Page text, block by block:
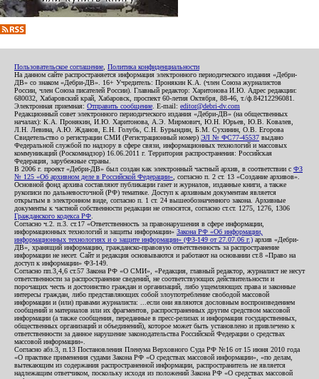
Пользовательское соглашение Политика конфиденциальности
На данном сайте распространяется информация электронного периодического издания «Дебри-
ДВ» со знаком «Дебри-ДВ». 16+ Учредитель: Пронякин К.А. (член Союза журналистов
России, член Союза писателей России). Главный редактор: Харитонова И.Ю. Адрес редакции:
680032, Хабаровский край, Хабаровск, проспект 60-летия Октября, 88-46, т./ф.84212296081.
Электронная приемная: Отправить сообщение . E-mail: editor@debri-dv.com
Редакционный совет электронного периодического издания «Дебри-ДВ» (на общественных
началах): К.А. Пронякин, И.Ю. Харитонова, А.Э. Мирмович, Ю.Н. Юрьев, Ю.В. Ковалев,
Л.Н. Левина, А.Ю. Жданов, Е.Н. Голубь, С.Н. Бурындин, Б.М. Сухинин, О.В. Егорова
Свидетельство о регистрации СМИ (Регистрационный номер) ЭЛ № ФС77-45537 выдано
Федеральной службой по надзору в сфере связи, информационных технологий и массовых
коммуникаций (Роскомнадзор) 16.06.2011 г. Территория распространения: Российская
Федерация, зарубежные страны.
В 2006 г. проект «Дебри-ДВ» был создан как электронный частный архив, в соответствии с ФЗ
№ 125 «Об архивном деле в Российской Федерации» , согласно п. 2 ст. 13 «Создание архивов».
Основной фонд архива составляют публикации газет и журналов, изданные книги, а также
рукописи по дальневосточной (РФ) тематике. Доступ к архивным документам является
открытым в электронном виде, согласно п. 1 ст. 24 вышеобозначенного закона. Архивные
документы к частной собственности редакции не относятся, согласно ст.ст. 1275, 1276, 1306
Гражданского кодекса РФ
Согласно ч.2. п.3. ст.17 «Ответственность за правонарушения в сфере информации,
информационных технологий и защиты информации» Закона РФ «Об информации,
информационных технологиях и о защите информации» (ФЗ-149 от 27.07.06 г.) архив «Дебри-
ДВ», хранящий информацию, гражданско-правовую ответственность за распространение
информации не несет. Сайт и редакция основываются и работают на основании ст.8 «Право на
доступ к информации» ФЗ-149.
Согласно пп.3,4,6 ст.57 Закона РФ «О СМИ», «Редакция, главный редактор, журналист не несут
ответственности за распространение сведений, не соответствующих действительности и
порочащих честь и достоинство граждан и организаций, либо ущемляющих права и законные
интересы граждан, либо представляющих собой злоупотребление свободой массовой
информации и (или) правами журналиста: ...если они являются дословным воспроизведением
сообщений и материалов или их фрагментов, распространенных другим средством массовой
информации (а также сообщения, переданные в пресс-релизах и информация государственных,
общественных организаций и объединений), которое может быть установлено и привлечено к
ответственности за данное нарушение законодательства Российской Федерации о средствах
массовой информации».
Согласно абз.3, п.13 Постановления Пленума Верховного Суда РФ №16 от 15 июня 2010 года
«О практике применения судами Закона РФ «О средствах массовой информации», «по делам,
вытекающим из содержания распространенной информации, распространитель не является
надлежащим ответчиком, поскольку исходя из положений Закона РФ «О средствах массовой